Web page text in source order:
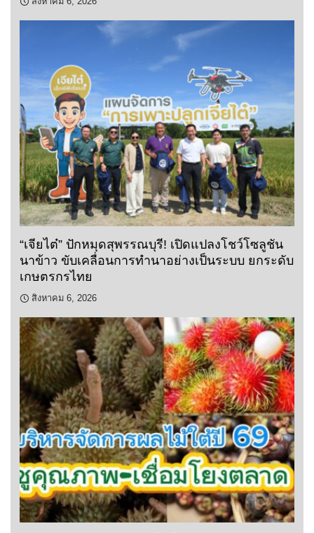
“เจียไต๋” ปักหมุดสุพรรณบุรี! เปิดแปลงโชว์โซลูชัน
นาข้าว ขับเคลื่อนการทำนาอย่างเป็นระบบ ยกระดับ
เกษตรกรไทย
สิงหาคม 6, 2026